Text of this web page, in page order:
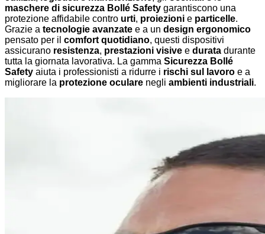
maschere di sicurezza Bollé Safety garantiscono una
protezione affidabile contro urti, proiezioni e particelle.
Grazie a tecnologie avanzate e a un design ergonomico
pensato per il comfort quotidiano, questi dispositivi
assicurano resistenza, prestazioni visive e durata durante
tutta la giornata lavorativa. La gamma Sicurezza Bollé
Safety aiuta i professionisti a ridurre i rischi sul lavoro e a
migliorare la protezione oculare negli ambienti industriali.